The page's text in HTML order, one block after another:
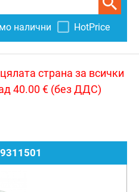
налични HotPrice
страна за всички
40.00 € (без ДДС)